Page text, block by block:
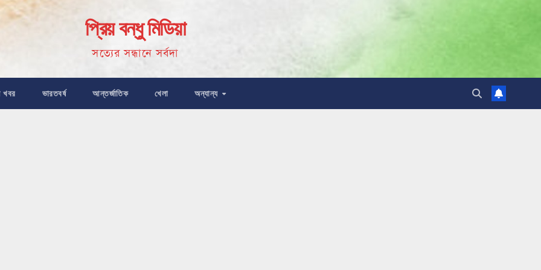
প্রিয় বন্ধু মিডিয়া
সত্যের সন্ধানে সর্বদা
খবর ভারতবর্ষ আন্তর্জাতিক খেলা অন্যান্য